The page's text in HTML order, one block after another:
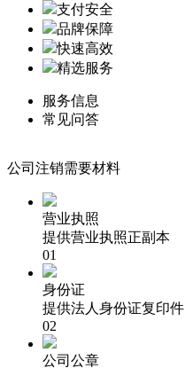
支付安全
品牌保障
快速高效
精选服务
服务信息
常见问答
公司注销需要材料
营业执照
提供营业执照正副本
01
身份证
提供法人身份证复印件
02
公司公章